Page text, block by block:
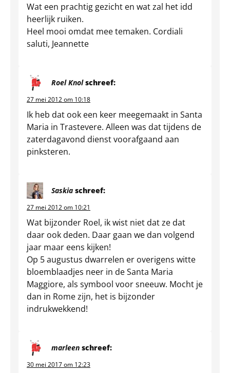
Wat een prachtig gezicht en wat zal het idd
heerlijk ruiken.
Heel mooi omdat mee temaken. Cordiali
saluti, Jeannette
Roel Knol schreef:
27 mei 2012 om 10:18
Ik heb dat ook een keer meegemaakt in Santa
Maria in Trastevere. Alleen was dat tijdens de
zaterdagavond dienst voorafgaand aan
pinksteren.
Saskia schreef:
27 mei 2012 om 10:21
Wat bijzonder Roel, ik wist niet dat ze dat
daar ook deden. Daar gaan we dan volgend
jaar maar eens kijken!
Op 5 augustus dwarrelen er overigens witte
bloemblaadjes neer in de Santa Maria
Maggiore, als symbool voor sneeuw. Mocht je
dan in Rome zijn, het is bijzonder
indrukwekkend!
marleen schreef:
30 mei 2017 om 12:23